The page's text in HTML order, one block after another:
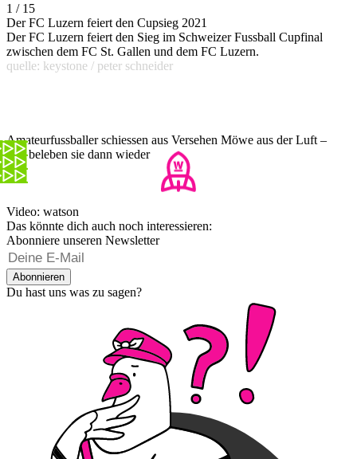
1 / 15
Der FC Luzern feiert den Cupsieg 2021
Der FC Luzern feiert den Sieg im Schweizer Fussball Cupfinal
zwischen dem FC St. Gallen und dem FC Luzern.
quelle: keystone / peter schneider
Amateurfussballer schiessen aus Versehen Möwe aus der Luft –
und beleben sie dann wieder
Video: watson
Das könnte dich auch noch interessieren:
Abonniere unseren Newsletter
Abonnieren
Du hast uns was zu sagen?